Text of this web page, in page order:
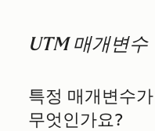
UTM 매개변수
특정 매개변수
무엇인가요?